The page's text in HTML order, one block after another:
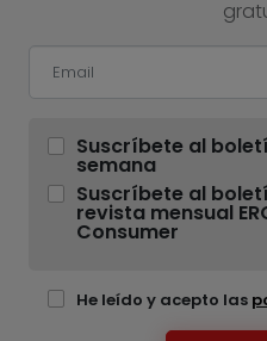
Suscríbete al
semana
Suscríbete al
revista mensual
Consumer
He leído y acepto las